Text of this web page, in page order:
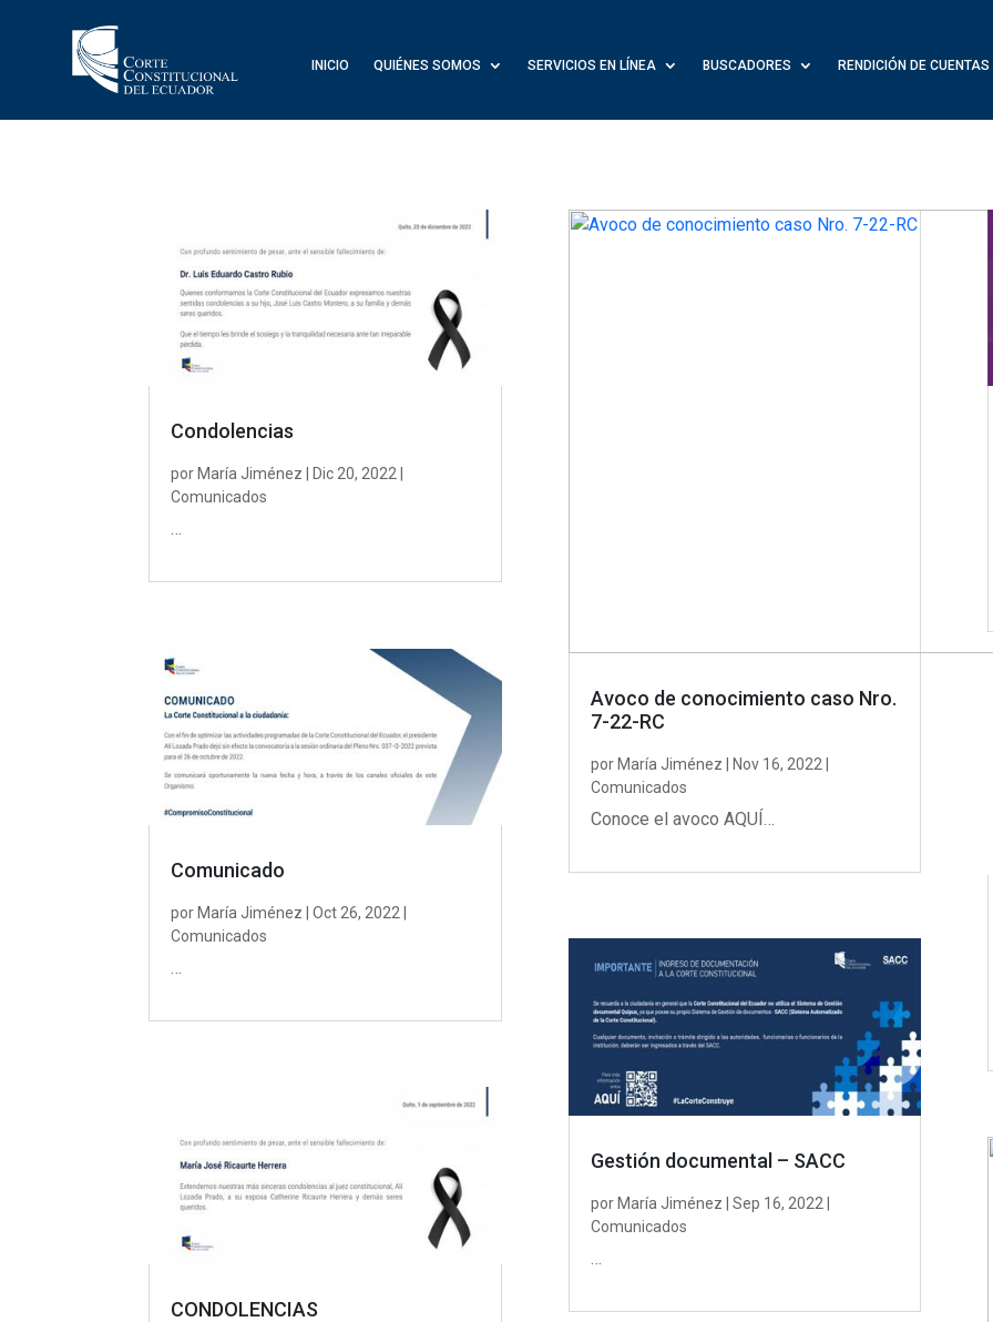
INICIO QUIÉNES SOMOS SERVICIOS EN LÍNEA BUSCADORES RENDICIÓN DE CUENTAS
Condolencias
por María Jiménez Dic 20, 2022
Comunicados
…
Comunicado
por María Jiménez |Oct 26, 2022
Comunicados
…
CONDOLENCIAS
Avoco de conocimiento caso Nro.
7-22-RC
por María Jiménez Nov 16, 2022
Comunicados
Conoce el avoco AQUÍ…
Gestión documental – SACC
porMaría Jiménez | Sep 16, 2022 |
Comunicados